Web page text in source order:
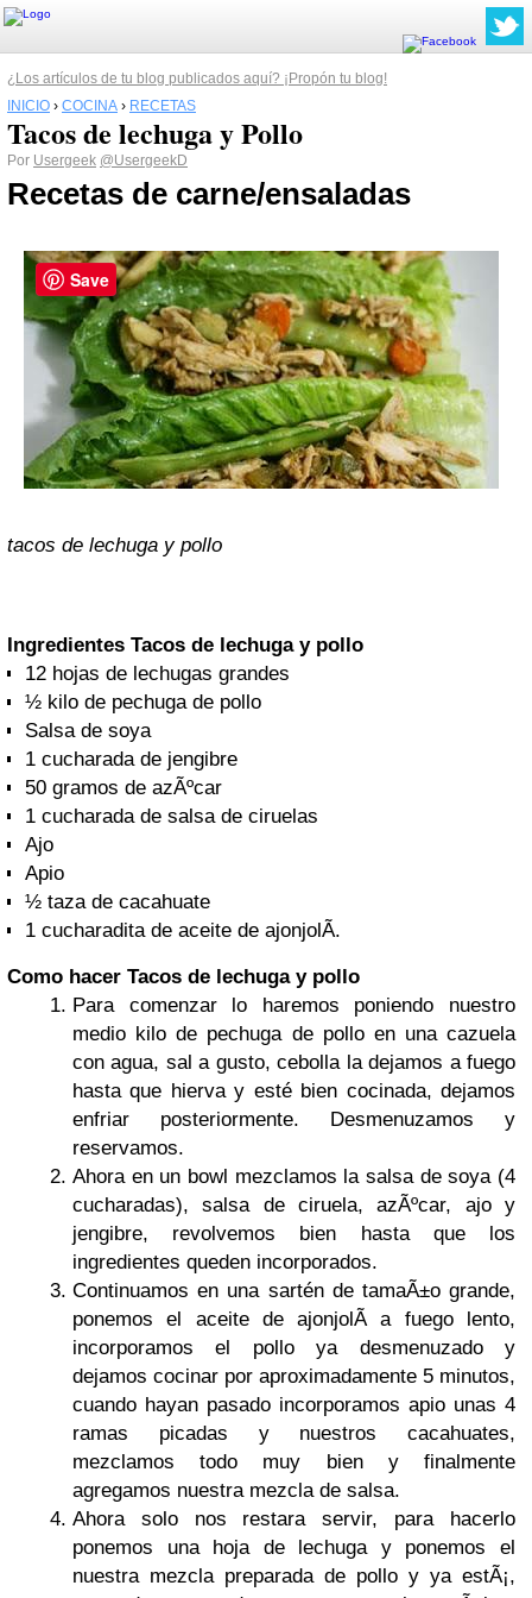
¿Los artículos de tu blog publicados aquí? ¡Propón tu blog!
INICIO › COCINA › RECETAS
Tacos de lechuga y Pollo
Por Usergeek @UsergeekD
Recetas de carne/ensaladas
tacos de lechuga y pollo
Ingredientes Tacos de lechuga y pollo
12 hojas de lechugas grandes
½ kilo de pechuga de pollo
Salsa de soya
1 cucharada de jengibre
50 gramos de azÃºcar
1 cucharada de salsa de ciruelas
Ajo
Apio
½ taza de cacahuate
1 cucharadita de aceite de ajonjolÃ­.
Como hacer Tacos de lechuga y pollo
Para comenzar lo haremos poniendo nuestro
medio kilo de pechuga de pollo en una cazuela
con agua, sal a gusto, cebolla la dejamos a fuego
hasta que hierva y esté bien cocinada, dejamos
enfriar posteriormente. Desmenuzamos y
reservamos.
Ahora en un bowl mezclamos la salsa de soya (4
cucharadas), salsa de ciruela, azÃºcar, ajo y
jengibre, revolvemos bien hasta que los
ingredientes queden incorporados.
Continuamos en una sartén de tamaÃ±o grande,
ponemos el aceite de ajonjolÃ­ a fuego lento,
incorporamos el pollo ya desmenuzado y
dejamos cocinar por aproximadamente 5 minutos,
cuando hayan pasado incorporamos apio unas 4
ramas picadas y nuestros cacahuates,
mezclamos todo muy bien y finalmente
agregamos nuestra mezcla de salsa.
Ahora solo nos restara servir, para hacerlo
ponemos una hoja de lechuga y ponemos el
nuestra mezcla preparada de pollo y ya estÃ¡,
Save